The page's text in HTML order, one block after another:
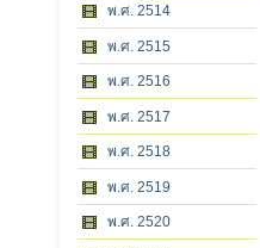
พ.ศ. 2514
พ.ศ. 2515
พ.ศ. 2516
พ.ศ. 2517
พ.ศ. 2518
พ.ศ. 2519
พ.ศ. 2520